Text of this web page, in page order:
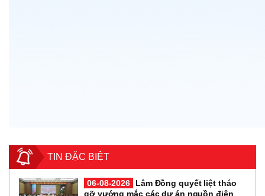
TIN ĐẶC BIỆT
06-08-2026
Lâm Đồng quyết liệt tháo
gỡ vướng mắc các dự án nguồn điện